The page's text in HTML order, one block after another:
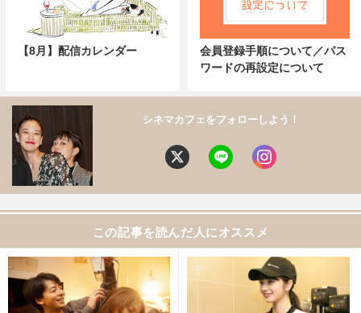
【8月】配信カレンダー
会員登録手順について／パス
ワードの再設定について
シネマカフェをフォローしよう！
この記事を読んだ人にオススメ